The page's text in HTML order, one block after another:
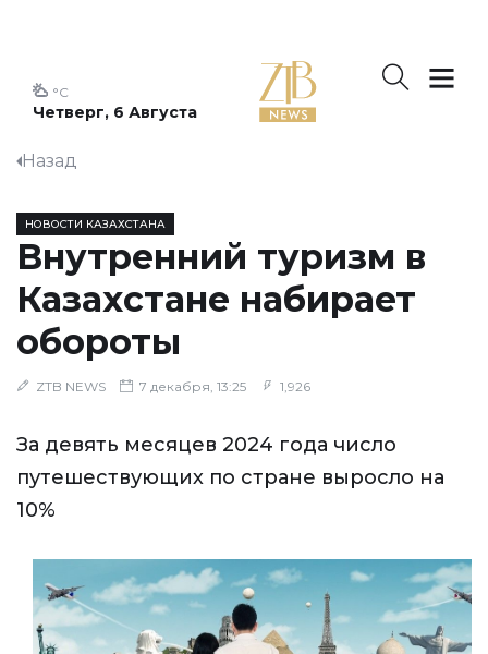
Четверг, 6 Августа
°C
Назад
НОВОСТИ КАЗАХСТАНА
Внутренний туризм в
Казахстане набирает
обороты
ZTB NEWS 7 декабря, 13:25 1,926
За девять месяцев 2024 года число
путешествующих по стране выросло на
10%